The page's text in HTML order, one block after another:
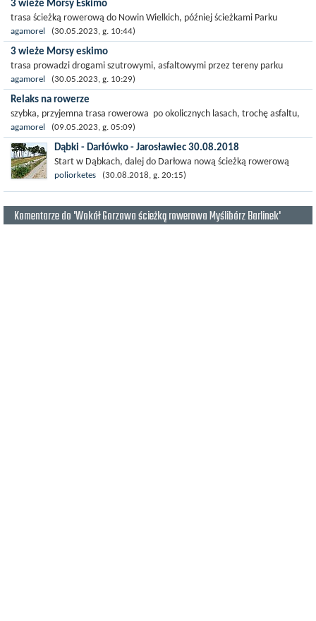
Rozlewiska Warty zajmuje...
3 wieże Morsy Eskimo
trasa ścieżką rowerową do Nowin Wielkich, później ścieżkami Parku
narodowego Ujście wart
agamorel (30.05.2023, g. 10:44)
3 wieże Morsy eskimo
trasa prowadzi drogami szutrowymi, asfaltowymi przez tereny parku
narodowego Ujście Warty
agamorel (30.05.2023, g. 10:29)
Relaks na rowerze
szybka, przyjemna trasa rowerowa po okolicznych lasach, trochę asfaltu,
Przejezdna dla każdego
agamorel (09.05.2023, g. 05:09)
Dąbki - Darłówko - Jarosławiec 30.08.2018
Start w Dąbkach, dalej do Darłowa nową ścieżką rowerową
(niekiedy pieszo-rowerową), gdzie na pierwszym rondzie zjazd
w stronę Darłówka Zachodniego....
poliorketes (30.08.2018, g. 20:15)
Komentarze do 'Wokół Gorzowa ścieżką rowerowa Myślibórz Barlinek'